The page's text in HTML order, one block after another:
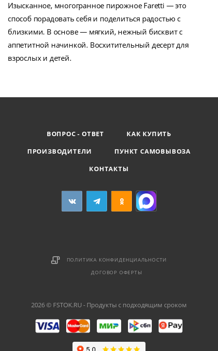
Изысканное, многогранное пирожное Faretti — это
способ порадовать себя и поделиться радостью с
близкими. В основе — мягкий, нежный бисквит с
аппетитной начинкой. Восхитительный десерт для
взрослых и детей.
ВОПРОС - ОТВЕТ
КАК КУПИТЬ
ПРОИЗВОДИТЕЛИ
ПУНКТ САМОВЫВОЗА
КОНТАКТЫ
ПОЛИТИКА КОНФИДЕНЦИАЛЬНОСТИ
ДОГОВОР ОФЕРТЫ
2026 © FSTOK.RU - Продукты с подходящим сроком